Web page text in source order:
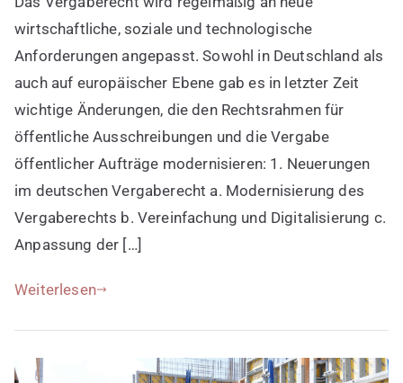
deutschen
Vergaberecht
wirtschaftliche, soziale und technologische
Anforderungen angepasst. Sowohl in Deutschland als
auch auf europäischer Ebene gab es in letzter Zeit
wichtige Änderungen, die den Rechtsrahmen für
öffentliche Ausschreibungen und die Vergabe
öffentlicher Aufträge modernisieren: 1. Neuerungen
im deutschen Vergaberecht a. Modernisierung des
Vergaberechts b. Vereinfachung und Digitalisierung c.
Anpassung der […]
Weiterlesen